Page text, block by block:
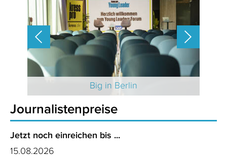
Big in Berlin
Journalistenpreise
Jetzt noch einreichen bis ...
15.08.2026